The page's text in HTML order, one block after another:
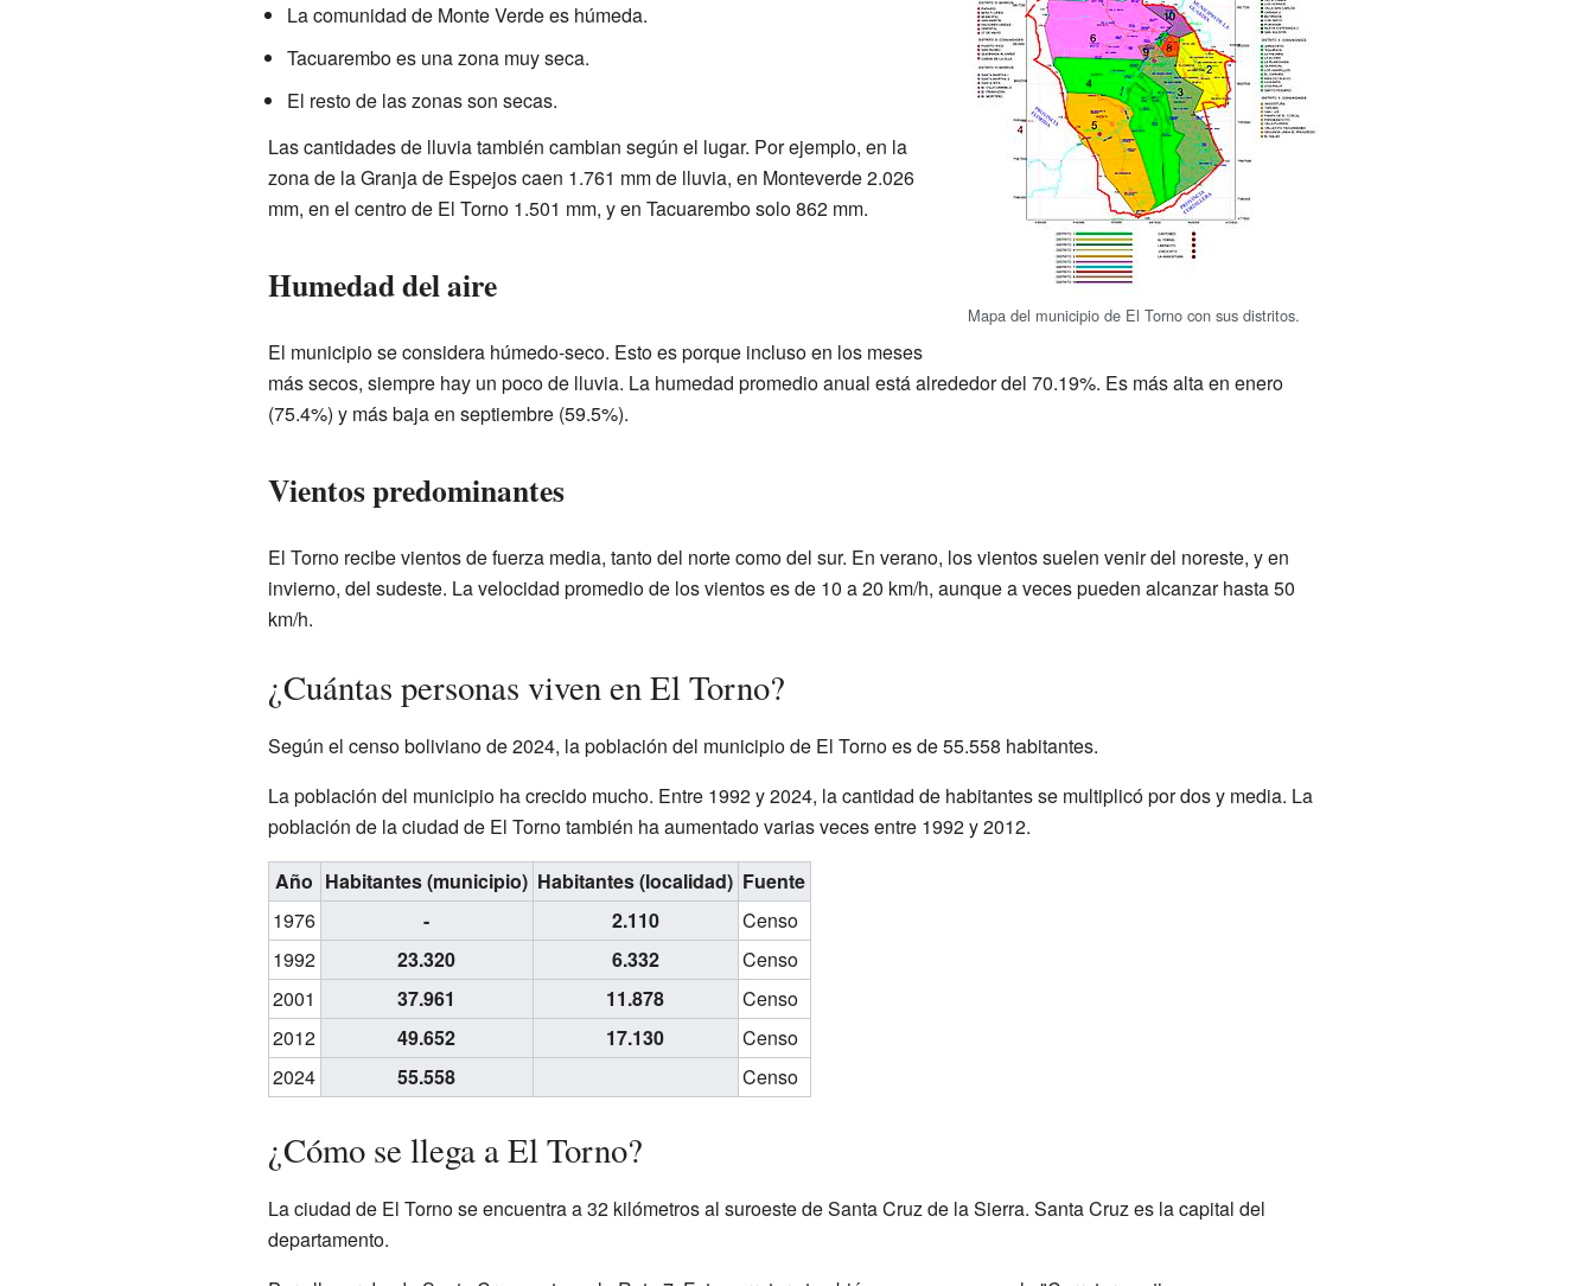
Mapa del municipio de El Torno con sus distritos.
La comunidad de Monte Verde es húmeda.
Tacuarembo es una zona muy seca.
El resto de las zonas son secas.
Las cantidades de lluvia también cambian según el lugar. Por ejemplo, en la
zona de la Granja de Espejos caen 1.761 mm de lluvia, en Monteverde 2.026
mm, en el centro de El Torno 1.501 mm, y en Tacuarembo solo 862 mm.
Humedad del aire
El municipio se considera húmedo-seco. Esto es porque incluso en los meses
más secos, siempre hay un poco de lluvia. La humedad promedio anual está alrededor del 70.19%. Es más alta en enero
(75.4%) y más baja en septiembre (59.5%).
Vientos predominantes
El Torno recibe vientos de fuerza media, tanto del norte como del sur. En verano, los vientos suelen venir del noreste, y en
invierno, del sudeste. La velocidad promedio de los vientos es de 10 a 20 km/h, aunque a veces pueden alcanzar hasta 50
km/h.
¿Cuántas personas viven en El Torno?
Según el censo boliviano de 2024, la población del municipio de El Torno es de 55.558 habitantes.
La población del municipio ha crecido mucho. Entre 1992 y 2024, la cantidad de habitantes se multiplicó por dos y media. La
población de la ciudad de El Torno también ha aumentado varias veces entre 1992 y 2012.
Año Habitantes (municipio) Habitantes (localidad) Fuente
1976
- 2.110
Censo
1992
23.320 6.332
Censo
2001
37.961 11.878
Censo
2012
49.652 17.130
Censo
2024
55.558 Censo
¿Cómo se llega a El Torno?
La ciudad de El Torno se encuentra a 32 kilómetros al suroeste de Santa Cruz de la Sierra. Santa Cruz es la capital del
departamento.